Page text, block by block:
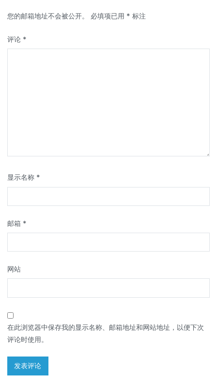
您的邮箱地址不会被公开。 必填项已用 * 标注
评论 *
显示名称 *
邮箱 *
网站
在此浏览器中保存我的显示名称、邮箱地址和网站地址，以便下次
评论时使用。